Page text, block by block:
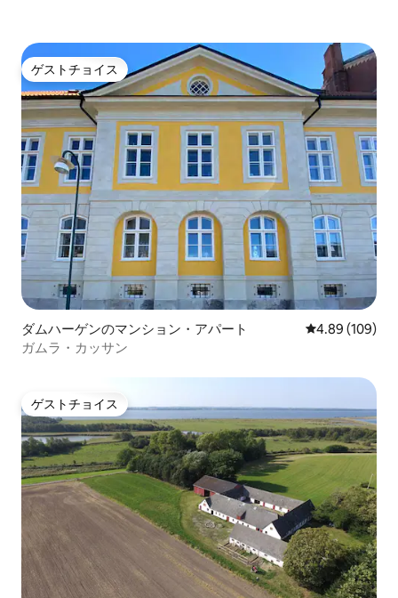
ゲストチョイス
ゲストチョイス
ダムハーゲンのマンション・アパート レビュー109
4.89 (109)
ガムラ・カッサン
ゲストチョイス
ゲストチョイス